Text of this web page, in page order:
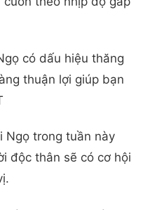
có dấu hiệu thăng
thuận lợi giúp bạn
Ngọ trong tuần này
độc thân sẽ có cơ hội